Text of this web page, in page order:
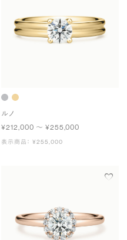
ルノ
¥212,000 〜 ¥255,000
表示商品： ¥255,000